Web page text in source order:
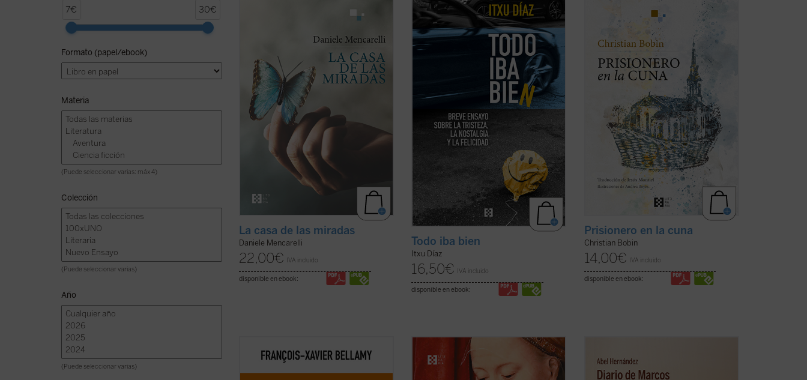
7€ 30€
Formato (papel/ebook)
Materia
(Puede seleccionar varias: máx 4)
Colección
(Puede seleccionar varias)
Año
(Puede seleccionar varias)
poeta, Daniele Mencarelli nos ofrece este
profunda crisis, en el que logra transitar
el portentoso camino de quien vuelve a
nacer tras vivir inmerso en una espiral de
(ver ficha)
La casa de las miradas
Daniele Mencarelli
22,00€ IVA incluido
disponible en ebook:
En este ensayo de «anti-autoayuda», el
periodista y humorista Itxu Díaz
sentencia sin ambages que no tenemos
ni la obligación ni el derecho a ser felices,
«ni siquiera los que somos del Real
Madrid». A su vez, nos incita a
(ver ficha)
Todo iba bien
Itxu Díaz
16,50€ IVA incluido
disponible en ebook:
En esta obra íntima y bellamente
ilustrada, Christian Bobin evoca su
infancia transcurrida en Le Creusot, en la
Borgoña francesa, ciudad de la que
nunca se ha ido. La delicadeza, sabiduría
y brevedad aforísticas a las que
acostumbra el autor ...
(ver ficha)
Prisionero en la cuna
Christian Bobin
14,00€ IVA incluido
disponible en ebook:
Bellamy nos presenta un elogio de la
permanencia exponiendo las
consecuencias de dejarse arrastrar por
A la vez brutal y religiosa, simbolista y
romántica, poética y realista, es
probablemente la obra más emblemática
maestría como cronista para dar color y
vida a la historia de Jesús de Nazaret,